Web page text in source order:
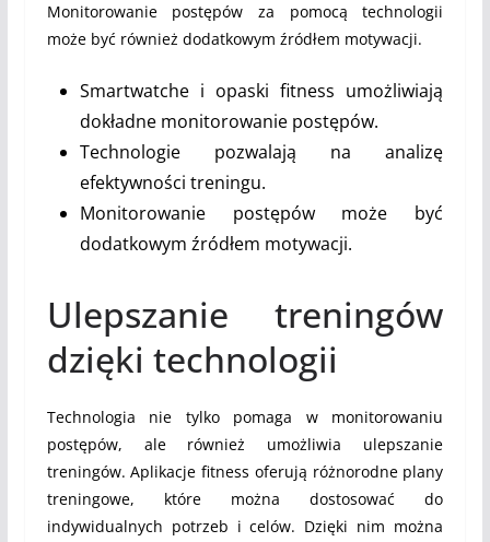
Monitorowanie postępów za pomocą technologii
może być również dodatkowym źródłem motywacji.
Smartwatche i opaski fitness umożliwiają
dokładne monitorowanie postępów.
Technologie pozwalają na analizę
efektywności treningu.
Monitorowanie postępów może być
dodatkowym źródłem motywacji.
Ulepszanie treningów
dzięki technologii
Technologia nie tylko pomaga w monitorowaniu
postępów, ale również umożliwia ulepszanie
treningów. Aplikacje fitness oferują różnorodne plany
treningowe, które można dostosować do
indywidualnych potrzeb i celów. Dzięki nim można